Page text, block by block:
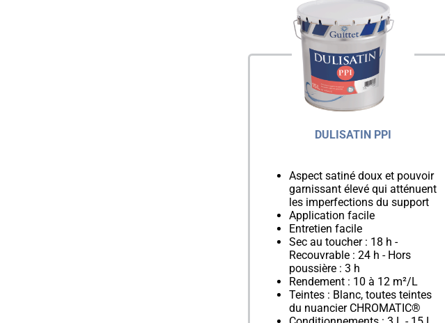
DULISATIN PPI
Aspect satiné doux et pouvoir
garnissant élevé qui atténuent
les imperfections du support
Application facile
Entretien facile
Sec au toucher : 18 h -
Recouvrable : 24 h - Hors
poussière : 3 h
Rendement : 10 à 12 m²/L
Teintes : Blanc, toutes teintes
du nuancier CHROMATIC®